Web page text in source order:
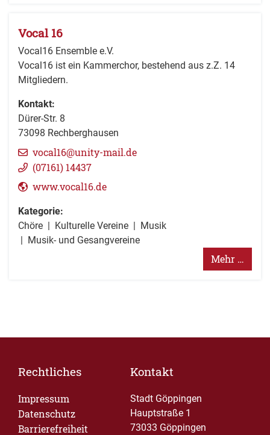
Vocal 16
Vocal16 Ensemble e.V.
Vocal16 ist ein Kammerchor, bestehend aus z.Z. 14
Mitgliedern.
Kontakt:
Dürer-Str. 8
73098 Rechberghausen
vocal16@unity-mail.de
(07161) 14437
www.vocal16.de
Kategorie:
Chöre
Kulturelle Vereine
Musik
Musik- und Gesangvereine
Mehr …
Rechtliches
Impressum
Datenschutz
Barrierefreiheit
Kontakt
Stadt Göppingen
Hauptstraße 1
73033 Göppingen